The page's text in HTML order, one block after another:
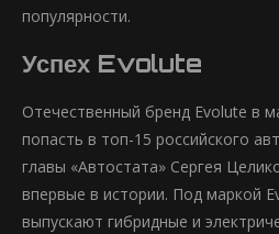
популярности.
Успех Evolute
Отечественный бренд Evolute в
попасть в топ-15 российского
главы «Автостата» Сергея
впервые в истории. Под маркой
выпускают гибридные и